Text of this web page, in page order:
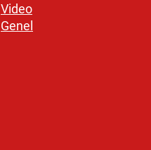
Video
Genel